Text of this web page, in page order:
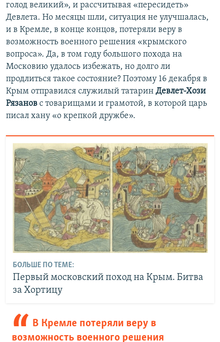
голод великий», и рассчитывая «пересидеть»
Девлета. Но месяцы шли, ситуация не улучшалась,
и в Кремле, в конце концов, потеряли веру в
возможность военного решения «крымского
вопроса». Да, в том году большого похода на
Московию удалось избежать, но долго ли
продлиться такое состояние? Поэтому 16 декабря в
Крым отправился служилый татарин Девлет-Хози
Рязанов с товарищами и грамотой, в которой царь
писал хану «о крепкой дружбе».
БОЛЬШЕ ПО ТЕМЕ:
Первый московский поход на Крым. Битва
за Хортицу
В Кремле потеряли веру в
возможность военного решения